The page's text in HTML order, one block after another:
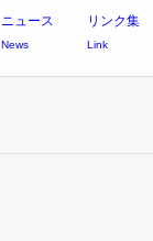
ニュース
News
リンク集
Link